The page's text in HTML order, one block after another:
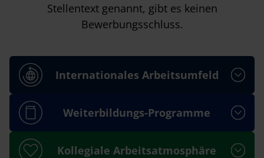
Stellentext genannt, gibt es keinen
Bewerbungsschluss.
Internationales Arbeitsumfeld
Weiterbildungs-Programme
Kollegiale Arbeitsatmosphäre